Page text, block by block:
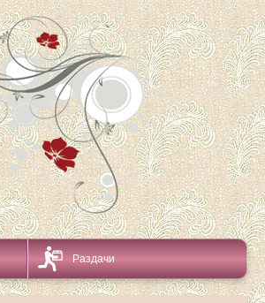
Раздачи